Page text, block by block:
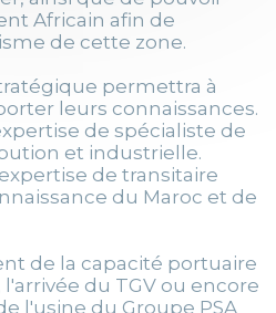
Africain afin de
de cette zone.
permettra à
leurs connaissances.
de spécialiste de
et industrielle.
de transitaire
du Maroc et de
de la capacité portuaire
du TGV ou encore
l'usine du Groupe PSA